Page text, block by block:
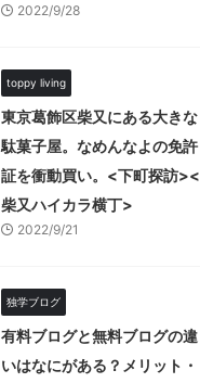
2022/9/28
toppy living
東京葛飾区柴又にある大きな
駄菓子屋。なめんなよの免許
証を衝動買い。<下町探訪><
柴又ハイカラ横丁>
2022/9/21
独学ブログ
有料ブログと無料ブログの違
いはなにがある？メリット・